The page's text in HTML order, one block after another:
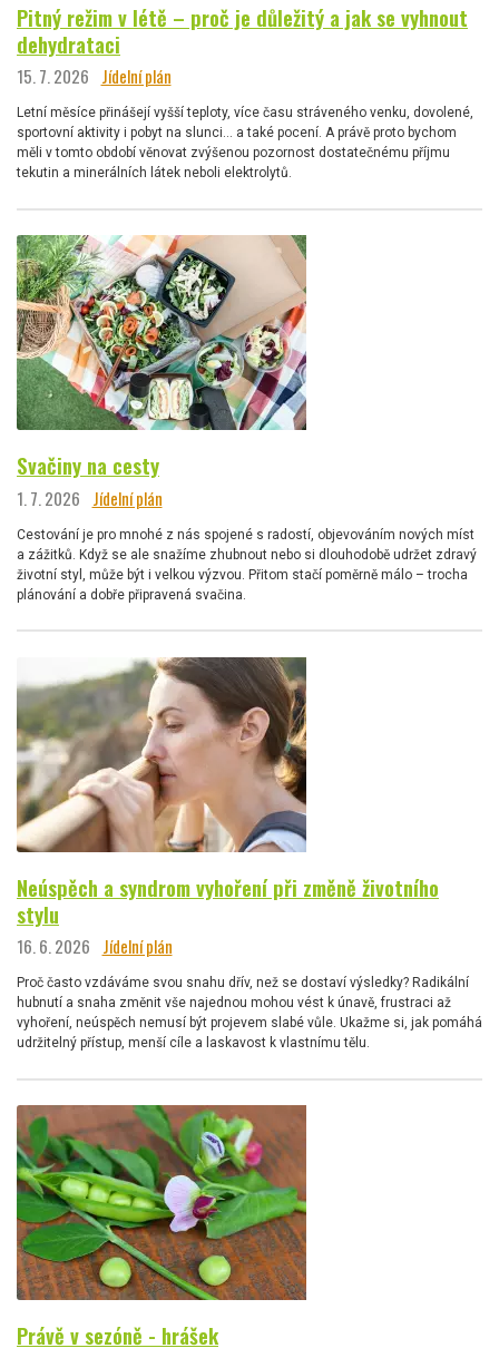
Pitný režim v létě – proč je důležitý a jak se vyhnout
dehydrataci
15. 7. 2026 Jídelní plán
Letní měsíce přinášejí vyšší teploty, více času stráveného venku, dovolené,
sportovní aktivity i pobyt na slunci… a také pocení. A právě proto bychom
měli v tomto období věnovat zvýšenou pozornost dostatečnému příjmu
tekutin a minerálních látek neboli elektrolytů.
Svačiny na cesty
1. 7. 2026 Jídelní plán
Cestování je pro mnohé z nás spojené s radostí, objevováním nových míst
a zážitků. Když se ale snažíme zhubnout nebo si dlouhodobě udržet zdravý
životní styl, může být i velkou výzvou. Přitom stačí poměrně málo – trocha
plánování a dobře připravená svačina.
Neúspěch a syndrom vyhoření při změně životního
stylu
16. 6. 2026 Jídelní plán
Proč často vzdáváme svou snahu dřív, než se dostaví výsledky? Radikální
hubnutí a snaha změnit vše najednou mohou vést k únavě, frustraci až
vyhoření, neúspěch nemusí být projevem slabé vůle. Ukažme si, jak pomáhá
udržitelný přístup, menší cíle a laskavost k vlastnímu tělu.
Právě v sezóně - hrášek